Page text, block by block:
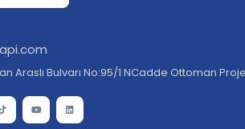
Araslı Bulvarı No:95/1 NCadde Ottoman